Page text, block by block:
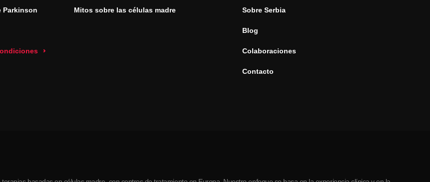
Parkinson Mitos sobre las células madre Sobre Serbia
Blog
Colaboraciones
Contacto